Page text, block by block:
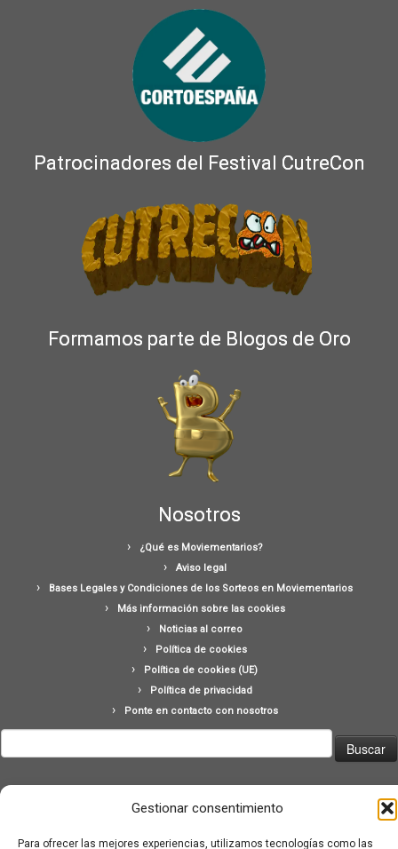
Gestionar consentimiento
Para ofrecer las mejores experiencias, utilizamos tecnologías como las
Patrocinadores del Festival CutreCon
Formamos parte de Blogos de Oro
Nosotros
¿Qué es Moviementarios?
Aviso legal
Bases Legales y Condiciones de los Sorteos en Moviementarios
Más información sobre las cookies
Noticias al correo
Política de cookies
Política de cookies (UE)
Política de privacidad
Ponte en contacto con nosotros